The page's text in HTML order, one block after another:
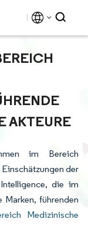
AKTEURE
im Bereich
der
die im
Marken, führenden
Medizinische